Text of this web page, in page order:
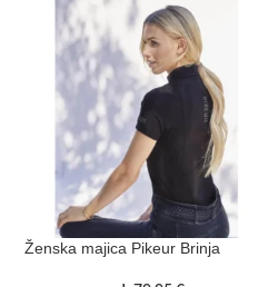
Ženska majica Pikeur Brinja